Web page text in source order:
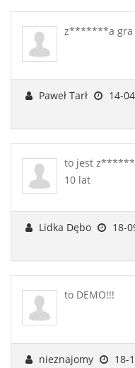
z*******a gra
Paweł Tarł
14-
to jest
10 lat
Lidka Dębo
18-
to DEMO!!!
nieznajomy
18-